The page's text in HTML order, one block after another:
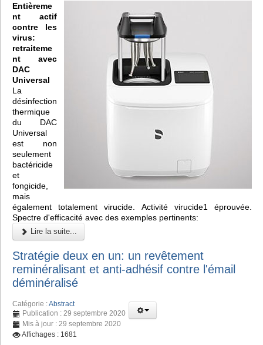
Entièreme
nt actif
contre les
virus:
retraiteme
nt avec
DAC
Universal
La
désinfection
thermique
du DAC
Universal
est non
seulement
bactéricide
et
fongicide,
mais
également totalement virucide. Activité virucide1 éprouvée.
Spectre d'efficacité avec des exemples pertinents:
Lire la suite...
Stratégie deux en un: un revêtement
reminéralisant et anti-adhésif contre l'émail
déminéralisé
Catégorie :Abstract
Publication : 29 septembre 2020
Mis à jour : 29 septembre 2020
Affichages : 1681